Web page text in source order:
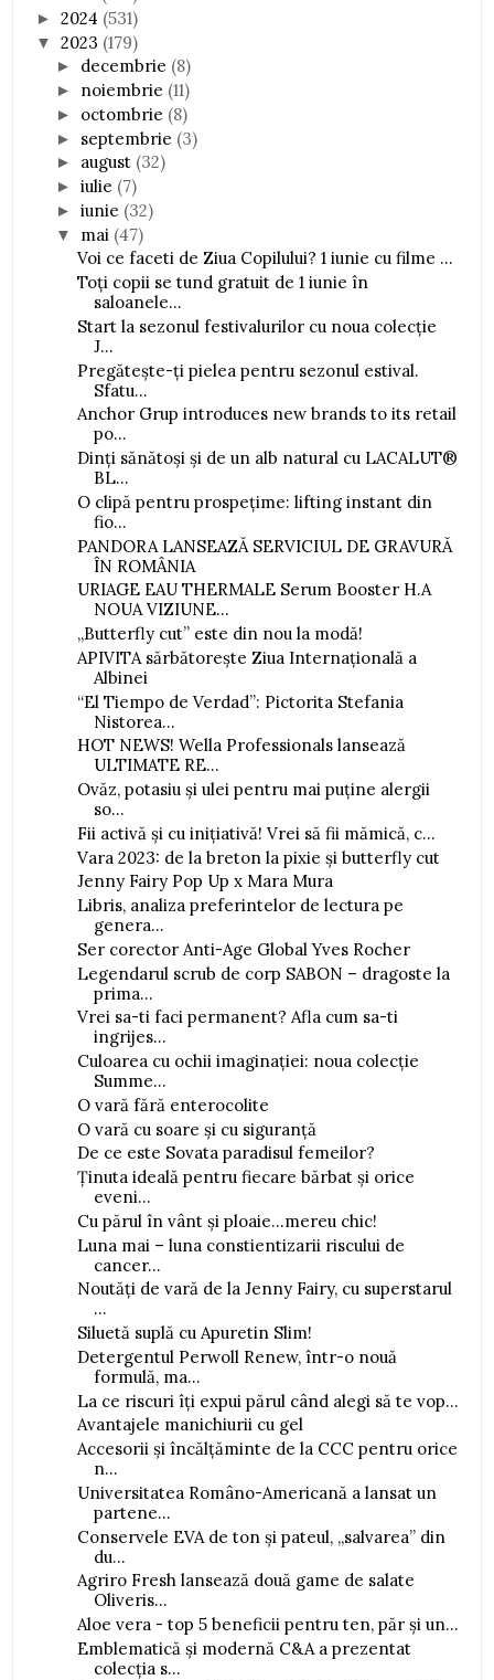
►2024 (531)
▼2023 (179)
► decembrie (8)
► noiembrie (11)
► octombrie (8)
► septembrie (3)
► august (32)
►iulie (7)
►iunie (32)
▼ mai (47)
Voi ce faceti de Ziua Copilului? 1 iunie cu filme ...
Toți copii se tund gratuit de 1 iunie în
saloanele...
Start la sezonul festivalurilor cu noua colecție
J...
Pregătește-ți pielea pentru sezonul estival.
Sfatu...
Anchor Grup introduces new brands to its retail
po...
Dinți sănătoși și de un alb natural cu LACALUT®
BL...
O clipă pentru prospețime: lifting instant din
fio...
PANDORA LANSEAZĂ SERVICIUL DE GRAVURĂ
ÎN ROMÂNIA
URIAGE EAU THERMALE Serum Booster H.A
NOUA VIZIUNE...
„Butterfly cut” este din nou la modă!
APIVITA sărbătorește Ziua Internațională a
Albinei
“El Tiempo de Verdad”: Pictorita Stefania
Nistorea...
HOT NEWS! Wella Professionals lansează
ULTIMATE RE...
Ovăz, potasiu și ulei pentru mai puține alergii
so...
Fii activă și cu inițiativă! Vrei să fii mămică, c...
Vara 2023: de la breton la pixie și butterfly cut
Jenny Fairy Pop Up x Mara Mura
Libris, analiza preferintelor de lectura pe
genera...
Ser corector Anti-Age Global Yves Rocher
Legendarul scrub de corp SABON – dragoste la
prima...
Vrei sa-ti faci permanent? Afla cum sa-ti
ingrijes...
Culoarea cu ochii imaginației: noua colecție
Summe...
O vară fără enterocolite
O vară cu soare și cu siguranță
De ce este Sovata paradisul femeilor?
Ținuta ideală pentru fiecare bărbat și orice
eveni...
Cu părul în vânt și ploaie...mereu chic!
Luna mai – luna constientizarii riscului de
cancer...
Noutăți de vară de la Jenny Fairy, cu superstarul
...
Siluetă suplă cu Apuretin Slim!
Detergentul Perwoll Renew, într-o nouă
formulă, ma...
La ce riscuri îți expui părul când alegi să te vop...
Avantajele manichiurii cu gel
Accesorii și încălțăminte de la CCC pentru orice
n...
Universitatea Româno-Americană a lansat un
partene...
Conservele EVA de ton și pateul, „salvarea” din
du...
Agriro Fresh lansează două game de salate
Oliveris...
Aloe vera - top 5 beneficii pentru ten, păr și un...
Emblematică și modernă C&A a prezentat
colecția s...